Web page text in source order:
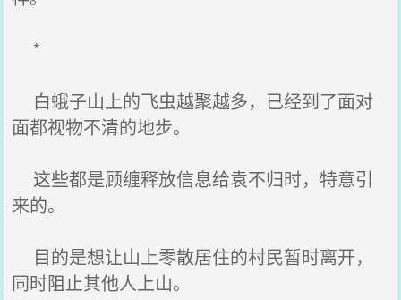
*
白蛾子山上的飞虫越聚越多，已经到了面对
面都视物不清的地步。
这些都是顾缠释放信息给袁不归时，特意引
来的。
目的是想让山上零散居住的村民暂时离开，
同时阻止其他人上山。